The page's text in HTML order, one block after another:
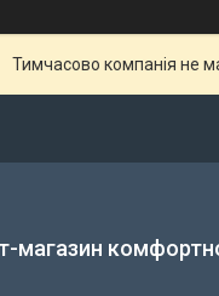
Тимчасово компанія не
магазин